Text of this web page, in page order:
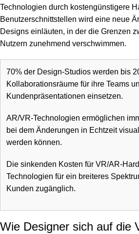
Technologien durch kostengünstigere
Benutzerschnittstellen wird eine neue
Designs einläuten, in der die Grenzen
Nutzern zunehmend verschwimmen.
70% der Design-Studios werden bis
Kollaborationsräume für ihre Teams
Kundenpräsentationen einsetzen.
AR/VR-Technologien ermöglichen
bei dem Änderungen in Echtzeit
werden können.
Die sinkenden Kosten für VR/AR-
Technologien für ein breiteres
Kunden zugänglich.
Wie Designer sich auf die